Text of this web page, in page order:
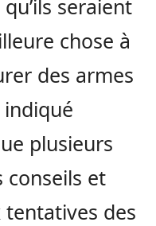
seraient
chose à
des armes
plusieurs
conseils et
des